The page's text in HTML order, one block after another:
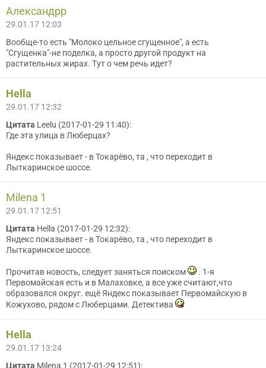
Александрр
29.01.17 12:03
Вообще-то есть "Молоко цельное сгущенное", а есть
"Сгущенка"-не поделка, а просто другой продукт на
растительных жирах. Тут о чем речь идет?
Hella
29.01.17 12:32
Цитата Leelu (2017-01-29 11:40):
Где эта улица в Люберцах?
Яндекс показывает - в Токарёво, та , что переходит в
Лыткаринское шоссе.
Мilena 1
29.01.17 12:51
Цитата Hella (2017-01-29 12:32):
Яндекс показывает - в Токарёво, та , что переходит в
Лыткаринское шоссе.
Прочитав новость, следует заняться поиском
. 1-я
Первомайская есть и в Малаховке, а все уже считают,что
образовался округ. ещё Яндекс показывает Первомайскую в
Кожухово, рядом с Люберцами. Детектива
Hella
29.01.17 13:24
Цитата Мilena 1 (2017-01-29 12:51):